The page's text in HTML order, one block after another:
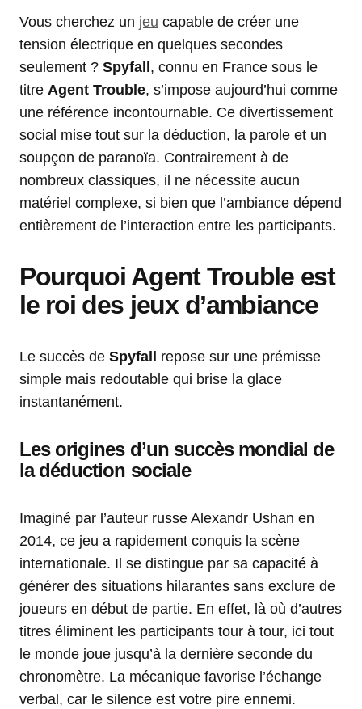
Vous cherchez un jeu capable de créer une
tension électrique en quelques secondes
seulement ? Spyfall , connu en France sous le
titre Agent Trouble, s’impose aujourd’hui comme
une référence incontournable. Ce divertissement
social mise tout sur la déduction, la parole et un
soupçon de paranoïa. Contrairement à de
nombreux classiques, il ne nécessite aucun
matériel complexe, si bien que l’ambiance dépend
entièrement de l’interaction entre les participants.
Pourquoi Agent Trouble est
le roi des jeux d’ambiance
Le succès de Spyfall
repose sur une prémisse
simple mais redoutable qui brise la glace
instantanément.
Les origines d’un succès mondial de
la déduction sociale
Imaginé par l’auteur russe Alexandr Ushan en
2014, ce jeu a rapidement conquis la scène
internationale. Il se distingue par sa capacité à
générer des situations hilarantes sans exclure de
joueurs en début de partie. En effet, là où d’autres
titres éliminent les participants tour à tour, ici tout
le monde joue jusqu’à la dernière seconde du
chronomètre. La mécanique favorise l’échange
verbal, car le silence est votre pire ennemi.